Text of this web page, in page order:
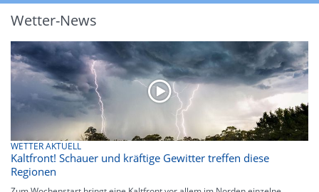
Wetter-News
WETTER AKTUELL
Kaltfront! Schauer und kräftige Gewitter treffen diese
Regionen